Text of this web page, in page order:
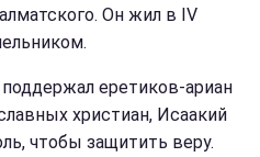
Он жил в IV
еретиков-ариан
христиан, Исаакий
чтобы защитить веру.